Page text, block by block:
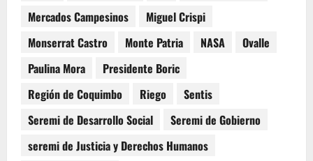
Mercados Campesinos
Miguel Crispi
Monserrat Castro
Monte Patria NASA
Ovalle
Paulina Mora
Presidente Boric
Región de Coquimbo
Riego
Sentis
Seremi de Desarrollo Social
Seremi de Gobierno
seremi de Justicia y Derechos Humanos